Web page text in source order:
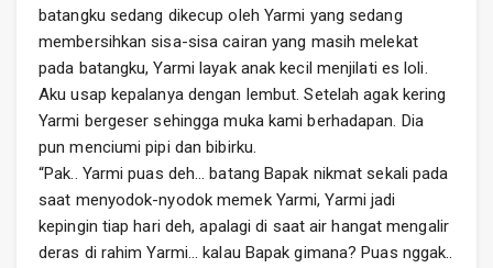
batangku sedang dikecup oleh Yarmi yang sedang
membersihkan sisa-sisa cairan yang masih melekat
pada batangku, Yarmi layak anak kecil menjilati es loli.
Aku usap kepalanya dengan lembut. Setelah agak kering
Yarmi bergeser sehingga muka kami berhadapan. Dia
pun menciumi pipi dan bibirku.
“Pak.. Yarmi puas deh… batang Bapak nikmat sekali pada
saat menyodok-nyodok memek Yarmi, Yarmi jadi
kepingin tiap hari deh, apalagi di saat air hangat mengalir
deras di rahim Yarmi… kalau Bapak gimana? Puas nggak..